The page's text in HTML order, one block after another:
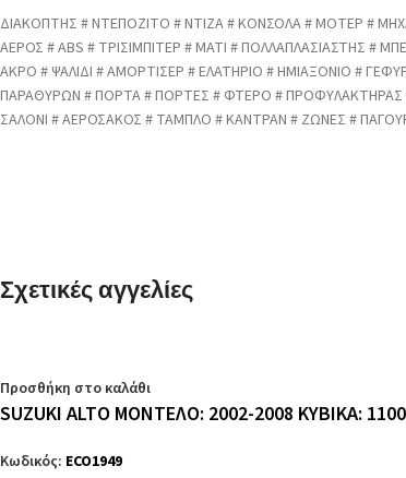
ΔΙΑΚΟΠΤΗΣ # ΝΤΕΠΟΖΙΤΟ # ΝΤΙΖΑ # ΚΟΝΣΟΛΑ # ΜΟΤΕΡ #
ΑΕΡΟΣ # ABS # ΤΡΙΣΙΜΠΙΤΕΡ # ΜΑΤΙ # ΠΟΛΛΑΠΛΑΣΙΑΣΤΗΣ
ΑΚΡΟ # ΨΑΛΙΔΙ # ΑΜΟΡΤΙΣΕΡ # ΕΛΑΤΗΡΙΟ # ΗΜΙΑΞΟΝΙΟ #
ΠΑΡΑΘΥΡΩΝ # ΠΟΡΤΑ # ΠΟΡΤΕΣ # ΦΤΕΡΟ #
ΣΑΛΟΝΙ # ΑΕΡΟΣΑΚΟΣ # ΤΑΜΠΛΟ # ΚΑΝΤΡΑΝ # ΖΩΝΕΣ #
Σχετικές αγγελίες
Προσθήκη στο καλάθι
SUZUKI ALTO ΜΟΝΤΕΛΟ: 2002-2008 ΚΥΒΙΚΑ:
Κωδικός: ECO1949